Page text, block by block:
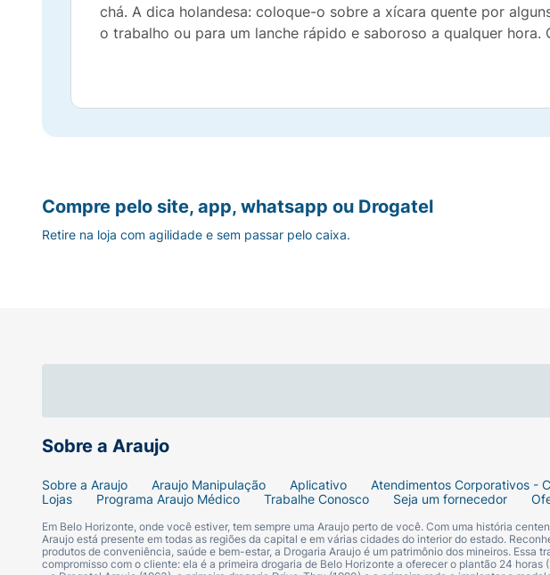
chá. A dica holandesa: coloque-o sobre a xícara quente por
o trabalho ou para um lanche rápido e saboroso a qualquer
Sobre a Araujo
Sobre a Araujo Araujo Manipulação Aplicativo Atendimentos Corporativos -
Lojas
Programa Araujo Médico Trabalhe Conosco Seja um fornecedor
Em Belo Horizonte, onde você estiver, tem sempre uma Araujo perto de você. Com uma história
Araujo está presente em todas as regiões da capital e em várias cidades do interior do estado.
produtos de conveniência, saúde e bem-estar, a Drogaria Araujo é um patrimônio dos mineiros. Essa
compromisso com o cliente: ela é a primeira drogaria de Belo Horizonte a oferecer o plantão 24
Compre pelo site, app, whatsapp ou Drogatel
Retire na loja com agilidade e sem passar pelo caixa.